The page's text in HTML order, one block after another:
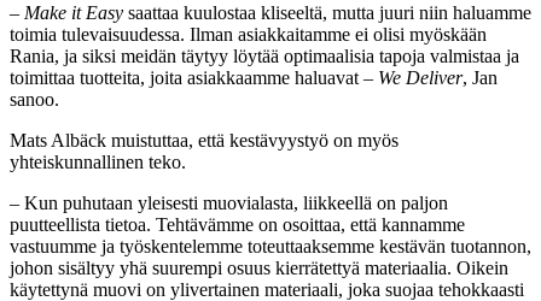
– Make it Easy saattaa kuulostaa kliseeltä, mutta juuri niin haluamme
toimia tulevaisuudessa. Ilman asiakkaitamme ei olisi myöskään
Rania, ja siksi meidän täytyy löytää optimaalisia tapoja valmistaa ja
toimittaa tuotteita, joita asiakkaamme haluavat – We Deliver, Jan
sanoo.
Mats Albäck muistuttaa, että kestävyystyö on myös
yhteiskunnallinen teko.
– Kun puhutaan yleisesti muovialasta, liikkeellä on paljon
puutteellista tietoa. Tehtävämme on osoittaa, että kannamme
vastuumme ja työskentelemme toteuttaaksemme kestävän tuotannon,
johon sisältyy yhä suurempi osuus kierrätettyä materiaalia. Oikein
käytettynä muovi on ylivertainen materiaali, joka suojaa tehokkaasti